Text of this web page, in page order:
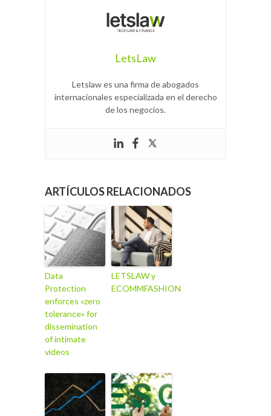
LetsLaw
Letslaw es una firma de abogados
internacionales especializada en el derecho
de los negocios.
ARTÍCULOS RELACIONADOS
Data
Protection
enforces «zero
tolerance» for
dissemination
of intimate
videos
LETSLAW y
ECOMMFASHION